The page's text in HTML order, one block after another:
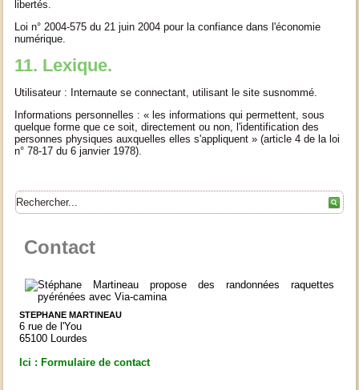
libertés.
Loi n° 2004-575 du 21 juin 2004 pour la confiance dans l'économie
numérique.
11. Lexique.
Utilisateur : Internaute se connectant, utilisant le site susnommé.
Informations personnelles : « les informations qui permettent, sous
quelque forme que ce soit, directement ou non, l'identification des
personnes physiques auxquelles elles s'appliquent » (article 4 de la loi
n° 78-17 du 6 janvier 1978).
Contact
STEPHANE MARTINEAU
6 rue de l'You
65100 Lourdes
Ici : Formulaire de contact